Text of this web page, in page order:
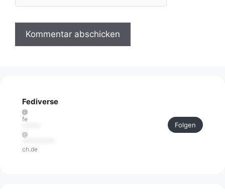
Fediverse
@
fe
@
ch.de
Folgen